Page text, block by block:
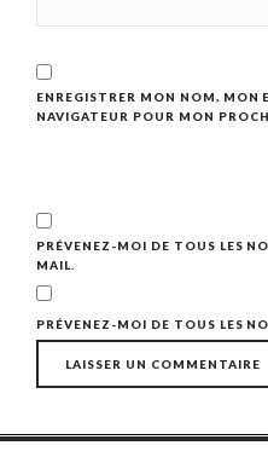
ENREGISTRER MON NOM, MON
NAVIGATEUR POUR MON
PRÉVENEZ-MOI DE TOUS LES
MAIL.
PRÉVENEZ-MOI DE TOUS LES